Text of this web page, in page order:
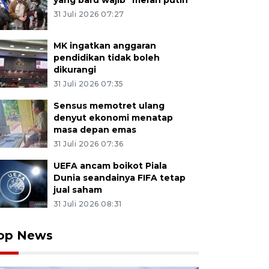
31 Juli 2026 07:27
MK ingatkan anggaran
pendidikan tidak boleh
dikurangi
31 Juli 2026 07:35
Sensus memotret ulang
denyut ekonomi menatap
masa depan emas
31 Juli 2026 07:36
UEFA ancam boikot Piala
Dunia seandainya FIFA tetap
jual saham
31 Juli 2026 08:31
News